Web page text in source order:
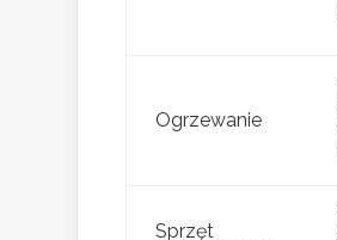
Ogrzewanie
Sprzęt